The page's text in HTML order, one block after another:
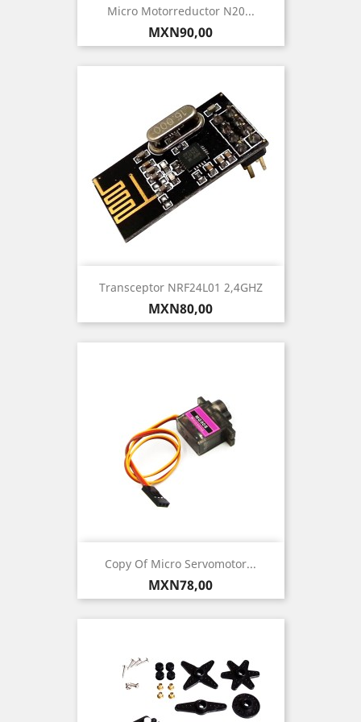
Micro Motorreductor N20...
Precio
MXN90,00
Transceptor NRF24L01 2,4GHZ
Precio
MXN80,00
Copy Of Micro Servomotor...
Precio
MXN78,00